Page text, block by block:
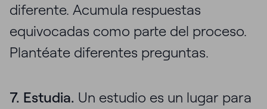
diferente. Acumula respuestas
equivocadas como parte del proceso.
Plantéate diferentes preguntas.
7. Estudia. Un estudio es un lugar para